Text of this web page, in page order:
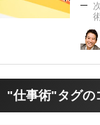
"仕事術"タグの